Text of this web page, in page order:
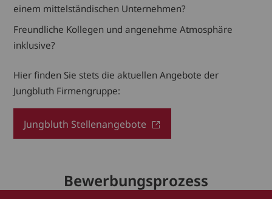
einem mittelständischen Unternehmen?
Freundliche Kollegen und angenehme Atmosphäre
inklusive?
Hier finden Sie stets die aktuellen Angebote der
Jungbluth Firmengruppe:
Jungbluth Stellenangebote
Bewerbungsprozess